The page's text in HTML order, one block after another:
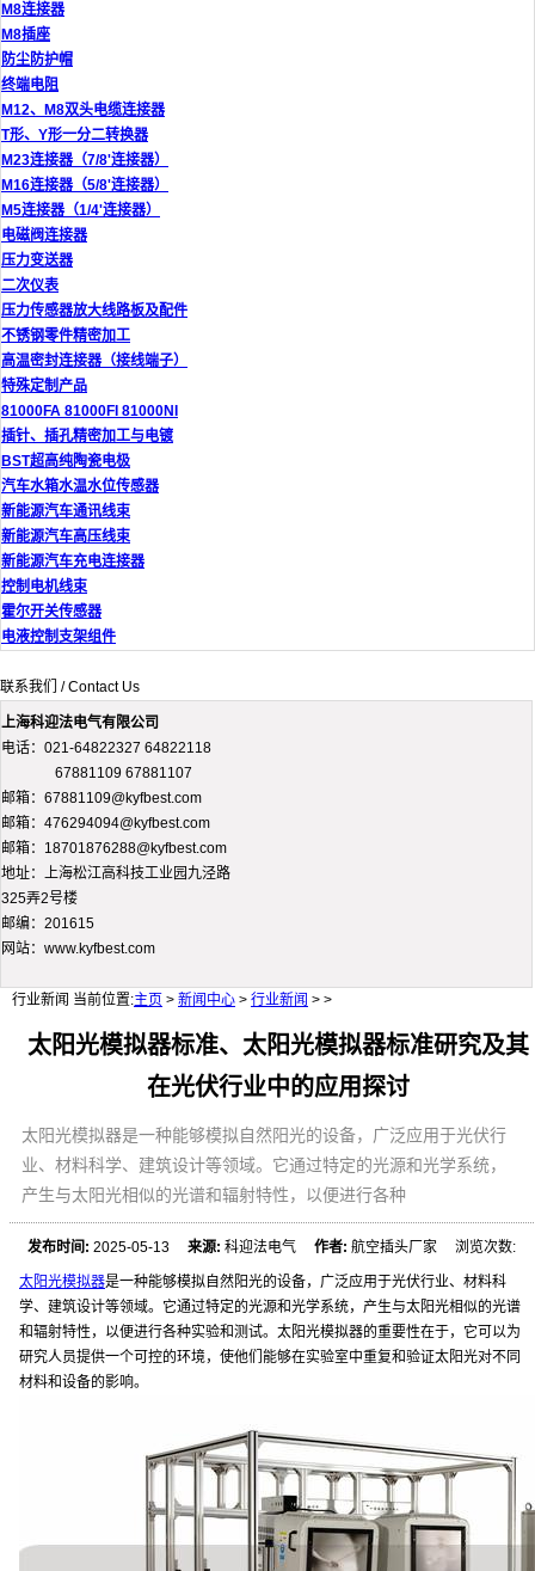
M8连接器
M8插座
防尘防护帽
终端电阻
M12、M8双头电缆连接器
T形、Y形一分二转换器
M23连接器（7/8'连接器）
M16连接器（5/8'连接器）
M5连接器（1/4'连接器）
电磁阀连接器
压力变送器
二次仪表
压力传感器放大线路板及配件
不锈钢零件精密加工
高温密封连接器（接线端子）
特殊定制产品
81000FA 81000FI 81000NI
插针、插孔精密加工与电镀
BST超高纯陶瓷电极
汽车水箱水温水位传感器
新能源汽车通讯线束
新能源汽车高压线束
新能源汽车充电连接器
控制电机线束
霍尔开关传感器
电液控制支架组件
联系我们 / Contact Us
上海科迎法电气有限公司
电话：021-64822327 64822118
67881109 67881107
邮箱：67881109@kyfbest.com
邮箱：476294094@kyfbest.com
邮箱：18701876288@kyfbest.com
地址：上海松江高科技工业园九泾路
325弄2号楼
邮编：201615
网站：www.kyfbest.com
行业新闻 当前位置:主页 > 新闻中心 > 行业新闻 > >
太阳光模拟器标准、太阳光模拟器标准研究及其
在光伏行业中的应用探讨
太阳光模拟器是一种能够模拟自然阳光的设备，广泛应用于光伏行
业、材料科学、建筑设计等领域。它通过特定的光源和光学系统，
产生与太阳光相似的光谱和辐射特性，以便进行各种
发布时间: 2025-05-13来源: 科迎法电气作者: 航空插头厂家 浏览次数:
太阳光模拟器是一种能够模拟自然阳光的设备，广泛应用于光伏行业、材料科
学、建筑设计等领域。它通过特定的光源和光学系统，产生与太阳光相似的光谱
和辐射特性，以便进行各种实验和测试。太阳光模拟器的重要性在于，它可以为
研究人员提供一个可控的环境，使他们能够在实验室中重复和验证太阳光对不同
材料和设备的影响。